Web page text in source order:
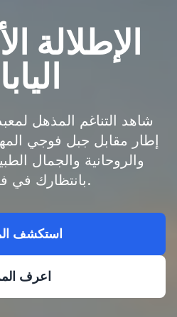
الإطلالة
شاهد التناغم المذهل
إطار مقابل جبل فوجي
والروحانية والجمال
بانتظارك في فوجيوشيدا.
استكشف
اعرف